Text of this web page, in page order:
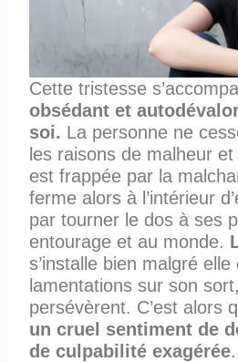
Cette tristesse
obsédant et
soi. La personne ne
les raisons de malheur et
est frappée par la
ferme alors à l’intérieur
par tourner le dos à ses
entourage et au monde.
s’installe bien malgré elle
lamentations sur son
persévèrent. C’est alors
un cruel sentiment de
de culpabilité exagérée.